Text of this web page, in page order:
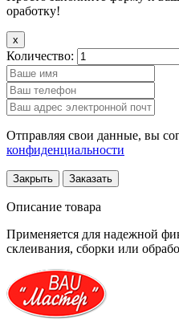
оработку!
x
Количество:
Отправляя свои данные, вы
конфиденциальности
Закрыть Заказать
Описание товара
Применяется для надежной
склеивания, сборки или